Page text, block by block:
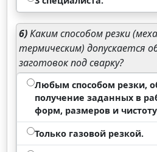
6)Каким способом резки
термическим) допускается
заготовок под сварку?
Любым способом резки,
получение заданных в
форм, размеров и
Только газовой резкой.